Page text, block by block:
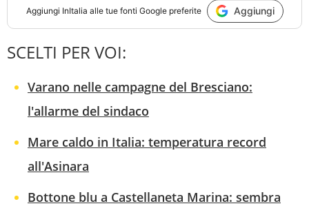
Aggiungi InItalia alle tue fonti Google preferite Aggiungi
SCELTI PER VOI:
Varano nelle campagne del Bresciano:
l'allarme del sindaco
Mare caldo in Italia: temperatura record
all'Asinara
Bottone blu a Castellaneta Marina: sembra